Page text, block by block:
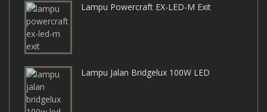
Lampu Powercraft EX-LED-M Exit
Lampu Jalan Bridgelux 100W LED